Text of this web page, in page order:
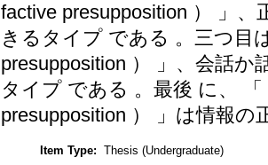
factive presupposition ） 」
きるタイプ である 。三つ目
presupposition ） 」、会話
タイプ である 。最後 に、
presupposition ） 」は情報
Item Type: Thesis (Undergraduate)